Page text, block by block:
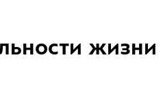
жизни